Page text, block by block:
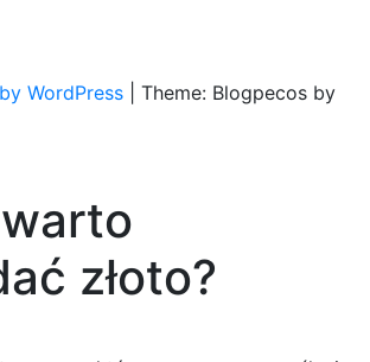
WordPress
Theme: Blogpecos by
złoto?